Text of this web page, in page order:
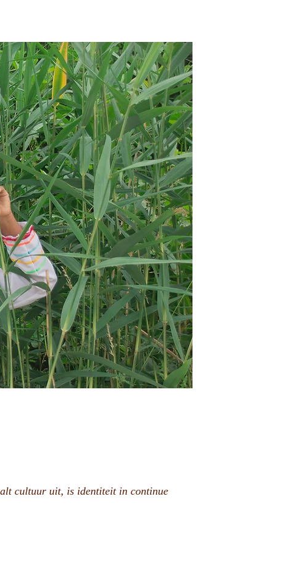
cultuur uit, is identiteit in continue